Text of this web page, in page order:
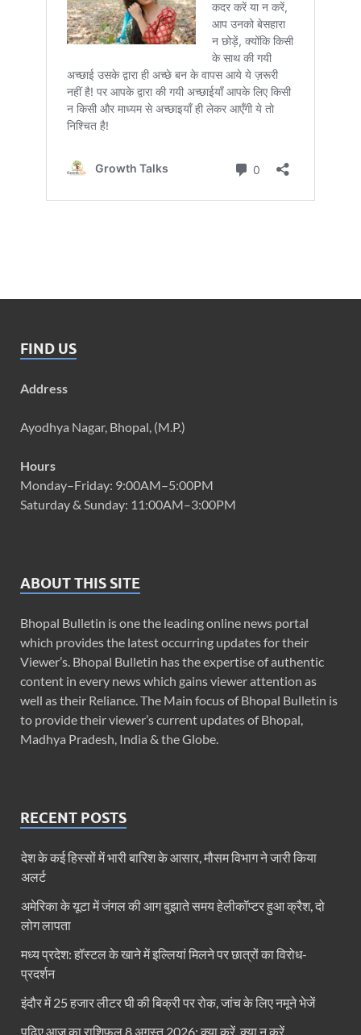
FIND US
Address
Ayodhya Nagar, Bhopal, (M.P.)
Hours
Monday–Friday: 9:00AM–5:00PM
Saturday & Sunday: 11:00AM–3:00PM
ABOUT THIS SITE
Bhopal Bulletin is one the leading online news portal
which provides the latest occurring updates for their
Viewer’s. Bhopal Bulletin has the expertise of authentic
content in every news which gains viewer attention as
well as their Reliance. The Main focus of Bhopal Bulletin is
to provide their viewer’s current updates of Bhopal,
Madhya Pradesh, India & the Globe.
RECENT POSTS
देश के कई हिस्सों में भारी बारिश के आसार, मौसम विभाग ने जारी किया
अलर्ट
अमेरिका के यूटा में जंगल की आग बुझाते समय हेलीकॉप्टर हुआ क्रैश, दो
लोग लापता
मध्य प्रदेश: हॉस्टल के खाने में इल्लियां मिलने पर छात्रों का विरोध-
प्रदर्शन
इंदौर में 25 हजार लीटर घी की बिक्री पर रोक, जांच के लिए नमूने भेजें
पढ़िए आज का राशिफल 8 अगस्त 2026: क्या करें, क्या न करें…